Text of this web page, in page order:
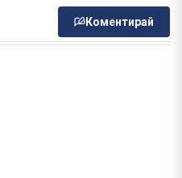
Коментирай